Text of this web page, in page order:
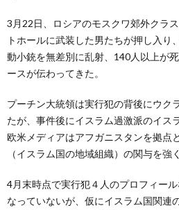
3月22日、ロシアのモスクワ郊外クラ
トホールに武装した男たちが押し入り
動小銃を無差別に乱射、140人以上が
ースが伝わってきた。
プーチン大統領は実行犯の背後にウク
たが、事件後にイスラム過激派のイス
欧米メディアはアフガニスタンを拠点
（イスラム国の地域組織）の関与を強
4月末時点で実行犯４人のプロフィー
なっていないが、仮にイスラム国関連